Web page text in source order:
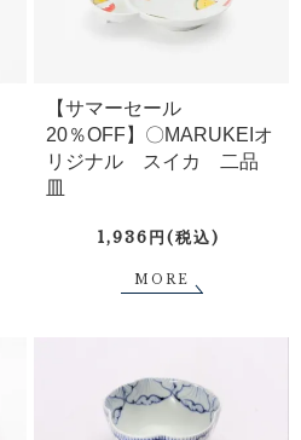
【サマーセール
20％OFF】〇MARUKEIオ
リジナル スイカ 二品
皿
1,936円(税込)
MORE